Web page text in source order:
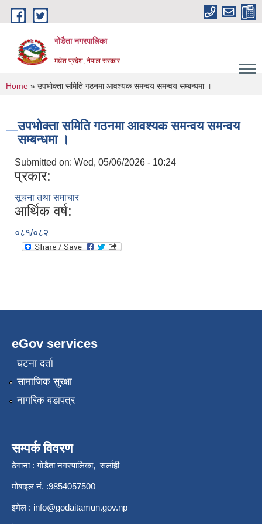
Skip to main content
गोडैता नगरपालिका
मधेश प्रदेश, नेपाल सरकार
You are here
Home » उपभोक्ता समिति गठनमा आवश्यक समन्वय समन्वय सम्बन्धमा ।
उपभोक्ता समिति गठनमा आवश्यक समन्वय समन्वय
सम्बन्धमा ।
Submitted on: Wed, 05/06/2026 - 10:24
प्रकार:
सूचना तथा समाचार
आर्थिक वर्ष:
०८१/०८२
eGov services
घटना दर्ता
सामाजिक सुरक्षा
नागरिक वडापत्र
सम्पर्क विवरण
ठेगाना : गोडैता नगरपालिका, सर्लाही
मोबाइल नं. :9854057500
इमेल : info@godaitamun.gov.np